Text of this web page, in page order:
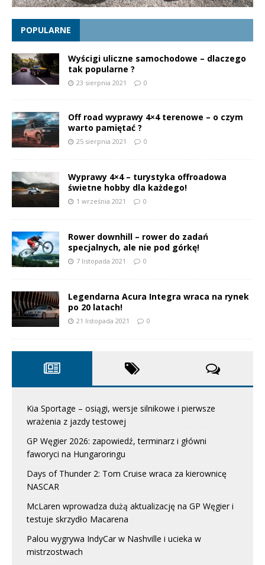
POPULARNE
Wyścigi uliczne samochodowe – dlaczego
tak popularne ?
23 sierpnia 2021 0
Off road wyprawy 4×4 terenowe – o czym
warto pamiętać ?
25 sierpnia 2021 0
Wyprawy 4×4 – turystyka offroadowa
świetne hobby dla każdego!
1 września 2021 0
Rower downhill – rower do zadań
specjalnych, ale nie pod górkę!
7 listopada 2021 0
Legendarna Acura Integra wraca na rynek
po 20 latach!
21 listopada 2021 0
Kia Sportage – osiągi, wersje silnikowe i pierwsze
wrażenia z jazdy testowej
GP Węgier 2026: zapowiedź, terminarz i główni
faworyci na Hungaroringu
Days of Thunder 2: Tom Cruise wraca za kierownicę
NASCAR
McLaren wprowadza dużą aktualizację na GP Węgier i
testuje skrzydło Macarena
Palou wygrywa IndyCar w Nashville i ucieka w
mistrzostwach